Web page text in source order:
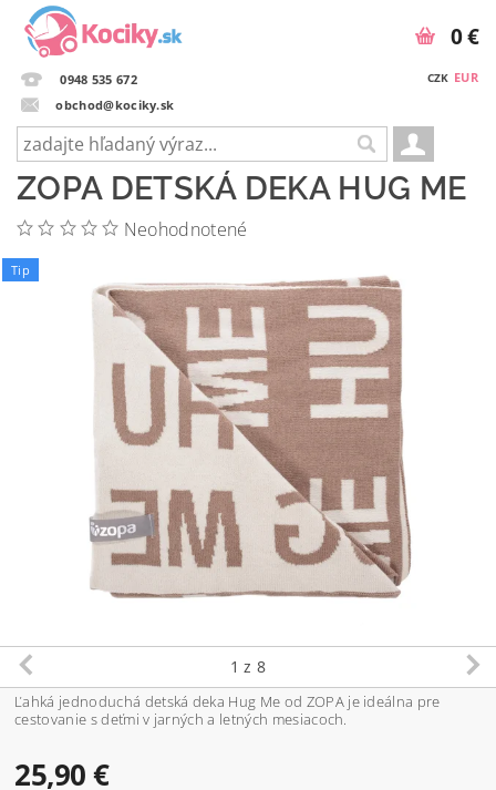
0948 535 672
obchod@kociky.sk
CZK EUR
0 €
ZOPA DETSKÁ DEKA HUG ME
Neohodnotené
Tip
1 z 8
Ľahká jednoduchá detská deka Hug Me od ZOPA je ideálna pre
cestovanie s deťmi v jarných a letných mesiacoch.
25,90 €